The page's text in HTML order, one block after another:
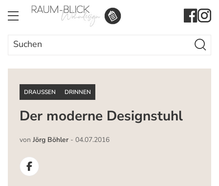
Search
for:
Search
DRAUSSEN DRINNEN
Der moderne Designstuhl
von Jörg Böhler - 04.07.2016